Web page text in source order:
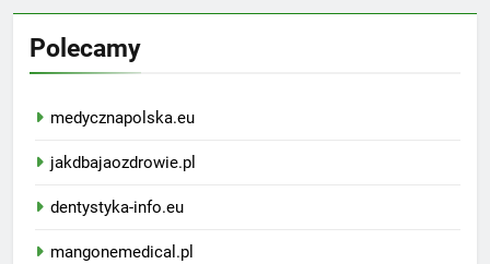
Polecamy
medycznapolska.eu
jakdbajaozdrowie.pl
dentystyka-info.eu
mangonemedical.pl